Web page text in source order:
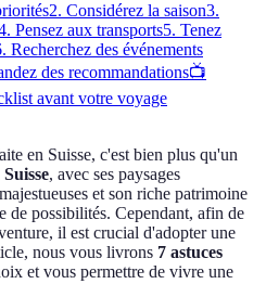
2. Considérez la saison3.
Pensez aux transports5. Tenez
Recherchez des événements
des recommandations📺
avant votre voyage
en Suisse, c'est bien plus qu'un
Suisse, avec ses paysages
et son riche patrimoine
possibilités. Cependant, afin de
il est crucial d'adopter une
nous vous livrons 7 astuces
et vous permettre de vivre une